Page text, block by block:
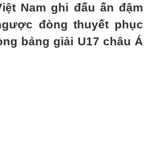
Nam ghi đấu ấn đậm
đòng thuyết phục
bảng giải U17 châu Á